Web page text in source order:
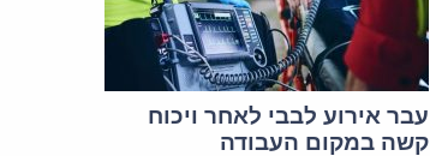
עבר אירוע לבבי לאחר ויכוח
קשה במקום העבודה